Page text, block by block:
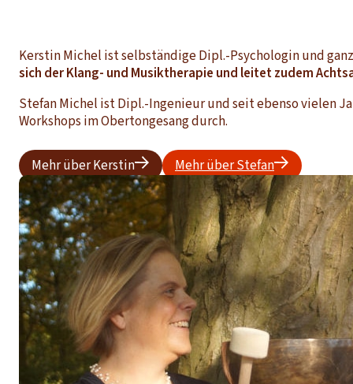
Kerstin Michel ist selbständige Dipl.-Psychologin und
sich der Klang- und Musiktherapie und leitet zudem
Stefan Michel ist Dipl.-Ingenieur und seit ebenso vielen
Workshops im Obertongesang durch.
Mehr über Kerstin Mehr über Stefan